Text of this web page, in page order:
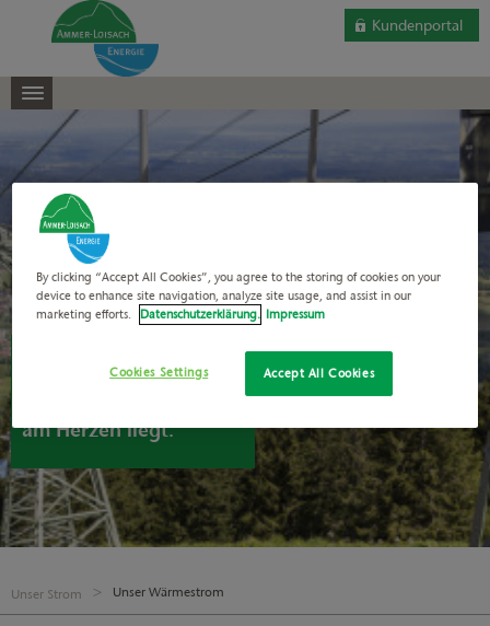
Kundenportal
für alle, denen
am Herzen liegt.
Unser Strom Unser Wärmestrom
By clicking “Accept All Cookies”, you agree to the storing of cookies on your
device to enhance site navigation, analyze site usage, and assist in our
marketing efforts.
Datenschutzerklärung. Impressum
Cookies Settings Accept All Cookies